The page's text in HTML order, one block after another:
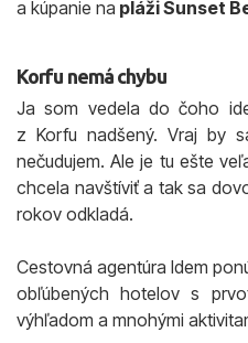
a kúpanie na pláži Sunset
Korfu nemá chybu
Ja som vedela do čoho
z Korfu nadšený. Vraj by
nečudujem. Ale je tu ešte
chcela navštíviť a tak sa
rokov odkladá.
Cestovná agentúra Idem
obľúbených hotelov s
výhľadom a mnohými